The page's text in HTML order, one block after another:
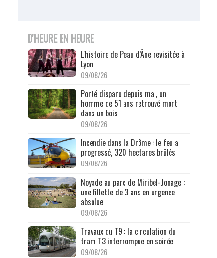
D'HEURE EN HEURE
L'histoire de Peau d’Âne revisitée à
Lyon
09/08/26
Porté disparu depuis mai, un
homme de 51 ans retrouvé mort
dans un bois
09/08/26
Incendie dans la Drôme : le feu a
progressé, 320 hectares brûlés
09/08/26
Noyade au parc de Miribel-Jonage :
une fillette de 3 ans en urgence
absolue
09/08/26
Travaux du T9 : la circulation du
tram T3 interrompue en soirée
09/08/26